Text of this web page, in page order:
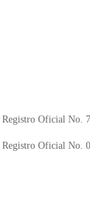
Oficial No.
Oficial No.